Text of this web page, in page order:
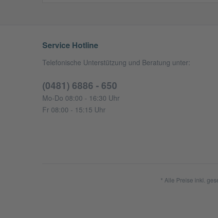
Service Hotline
Telefonische Unterstützung und Beratung unter:
(0481) 6886 - 650
Mo-Do 08:00 - 16:30 Uhr
Fr 08:00 - 15:15 Uhr
* Alle Preise inkl.